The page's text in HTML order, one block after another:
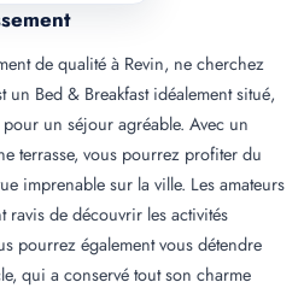
de qualité à Revin, ne cherchez
un Bed & Breakfast idéalement situé,
un séjour agréable. Avec un
terrasse, vous pourrez profiter du
imprenable sur la ville. Les amateurs
ravis de découvrir les activités
pourrez également vous détendre
qui a conservé tout son charme